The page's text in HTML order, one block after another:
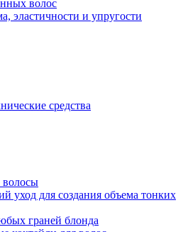
волос
эластичности и упругости
средства
уход для создания объема тонких
граней блонда